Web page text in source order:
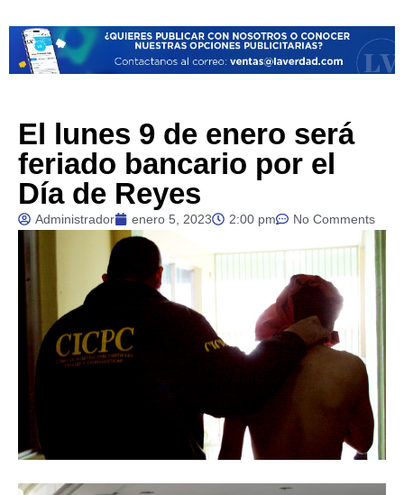
El lunes 9 de enero será
feriado bancario por el
Día de Reyes
Administrador enero 5, 2023 2:00 pm No Comments